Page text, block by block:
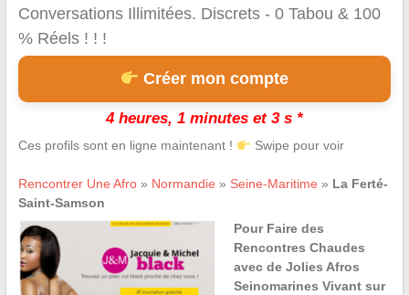
Conversations Illimitées. Discrets - 0 Tabou & 100
% Réels ! ! !
Créer mon compte
4 heures, 1 minutes et 3 s *
Ces profils sont en ligne maintenant ! Swipe pour voir
Rencontrer Une Afro» Normandie » Seine-Maritime » La Ferté-
Saint-Samson
Pour Faire des
Rencontres Chaudes
avec de Jolies Afros
Seinomarines Vivant sur